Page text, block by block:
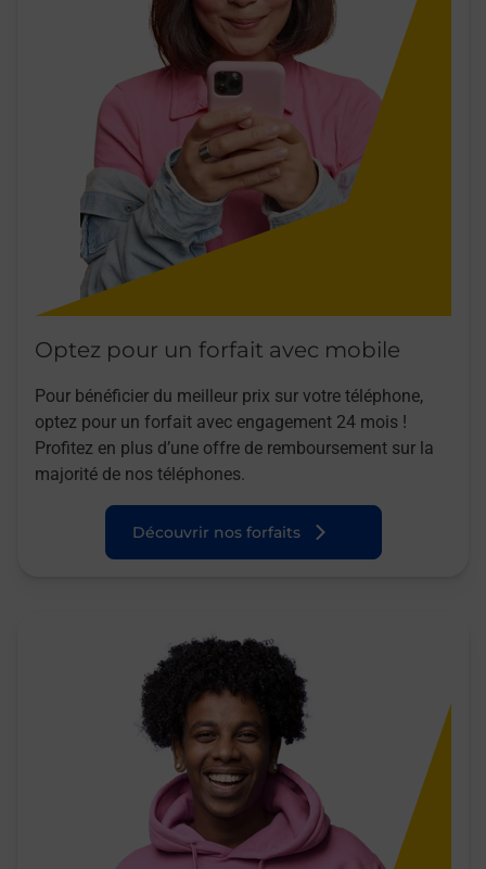
Optez pour un forfait avec mobile
Pour bénéficier du meilleur prix sur votre téléphone,
optez pour un forfait avec engagement 24 mois !
Profitez en plus d’une offre de remboursement sur la
majorité de nos téléphones.
Découvrir nos forfaits